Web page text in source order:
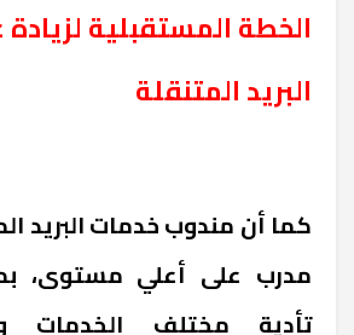
الخطة المستقبلية
البريد المتنقلة
كما أن مندوب خدمات البريد
مدرب على أعلي مستوى،
تأدية مختلف الخدمات